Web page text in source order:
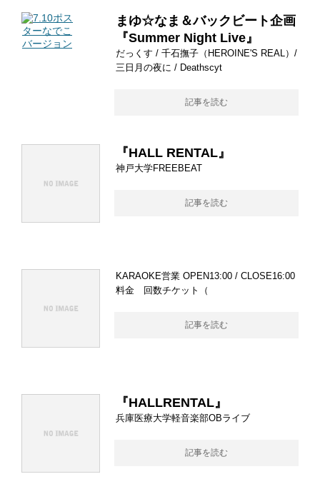
まゆ☆なま＆バックビート企画
『Summer Night Live』
だっくす / 千石撫子（HEROINE'S REAL）/
三日月の夜に / Deathscyt
記事を読む
『HALL RENTAL』
神戸大学FREEBEAT
記事を読む
KARAOKE営業 OPEN13:00 / CLOSE16:00
料金 回数チケット（
記事を読む
『HALLRENTAL』
兵庫医療大学軽音楽部OBライブ
記事を読む